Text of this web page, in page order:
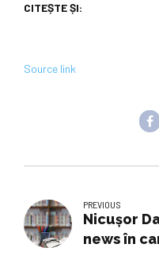
CITEȘTE ȘI:
Source link
PREVIOUS
Nicușor
news în